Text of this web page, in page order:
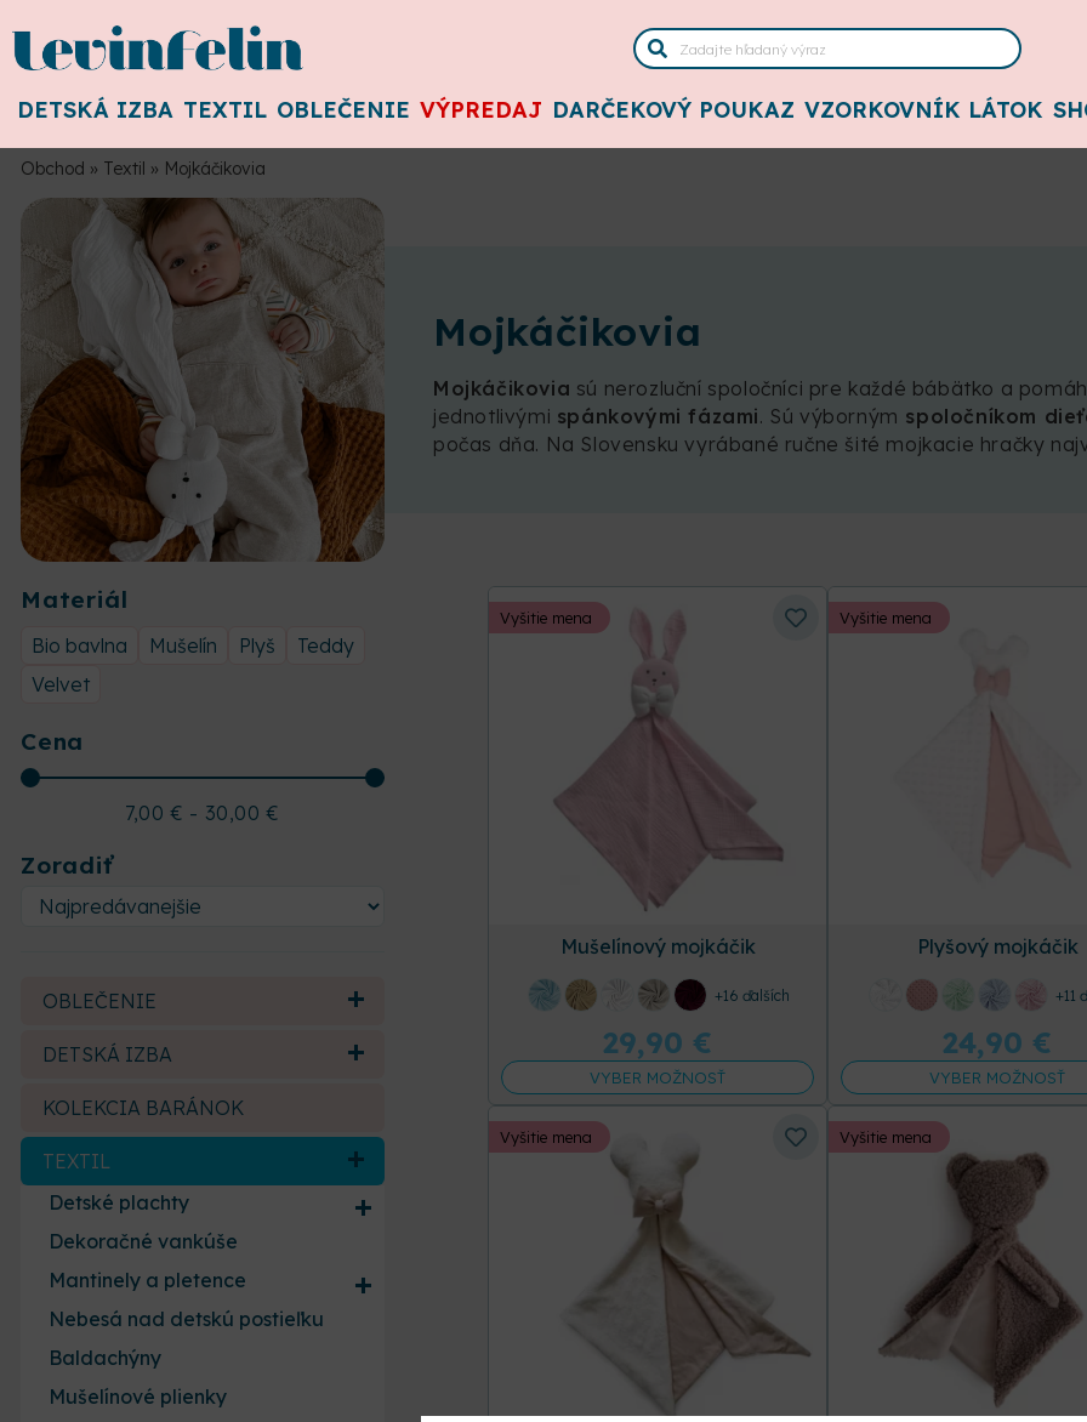
DETSKÁ IZBA TEXTIL OBLEČENIE VÝPREDAJ DARČEKOVÝ POUKAZ VZORKOVNÍK LÁTOK
Obchod » Textil » Mojkáčikovia
Mojkáčikovia
Mojkáčikovia sú nerozluční spoločníci pre každé bábätko a
jednotlivými spánkovými fázami. Sú výborným spoločníkom
počas dňa. Na Slovensku vyrábané ručne šité mojkacie hračky
Mušelínový mojkáčik
+16 ďalších
29,90 €
VYBER MOŽNOSŤ
Vyšitie mena
Plyšový mojkáčik
+11
24,90 €
VYBER MOŽNOSŤ
Vyšitie mena
Vyšitie mena Vyšitie mena
Materiál
Bio bavlna Mušelín Plyš
Teddy
Velvet
Cena
7,00€ - 30,00€
Zoradiť
OBLEČENIE
DETSKÁ IZBA
KOLEKCIA BARÁNOK
TEXTIL
Detské plachty
Dekoračné vankúše
Mantinely a pletence
Nebesá nad detskú postieľku
Baldachýny
Mušelínové plienky